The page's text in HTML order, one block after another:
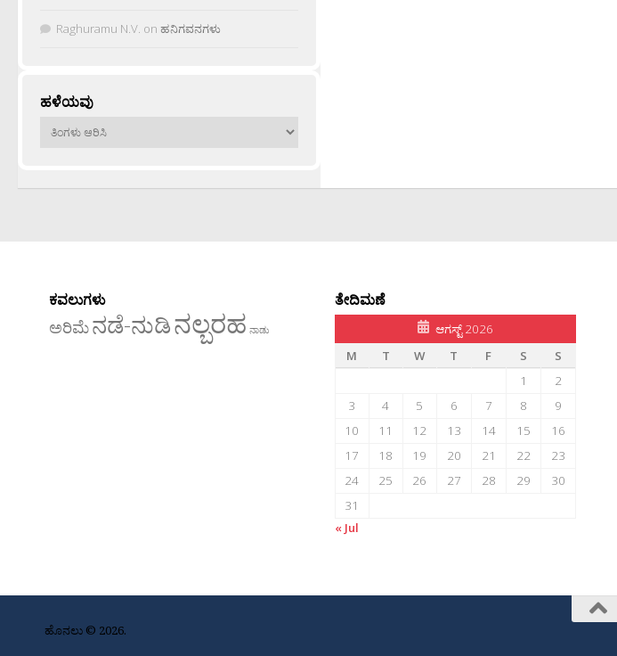
Raghuramu N.V. on ಹನಿಗವನಗಳು
ಹಳೆಯವು
ಹಳೆಯವು
ಕವಲುಗಳು
ಅರಿಮೆನಡೆ-ನುಡಿನಲ್ಬರಹ ನಾಡು
ತೇದಿಮಣೆ
ಆಗಸ್ಟ್ 2026
M
T W T F S
S
1
2
3
4 5 6 7 8
9
10
11 12 13 14 15
16
17
18 19 20 21 22
23
24
25 26 27 28 29
30
31
« Jul
ಹೊನಲು © 2026.